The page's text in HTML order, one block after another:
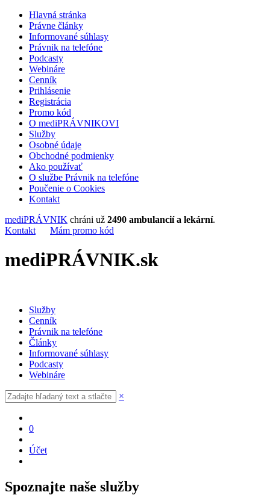
Hlavná stránka
Právne články
Informované súhlasy
Právnik na telefóne
Podcasty
Webináre
Cenník
Prihlásenie
Registrácia
Promo kód
O mediPRÁVNIKOVI
Služby
Osobné údaje
Obchodné podmienky
Ako používať
O službe Právnik na telefóne
Poučenie o Cookies
Kontakt
mediPRÁVNIK chráni už 2490 ambulancií a lekární.
Kontakt
Mám promo kód
mediPRÁVNIK.sk
Služby
Cenník
Právnik na telefóne
Články
Informované súhlasy
Podcasty
Webináre
×
0
Účet
Spoznajte naše služby